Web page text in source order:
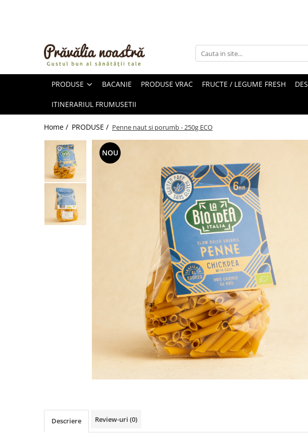
ULEIURI ȘI UNTURI
FRUCTE DESHIDRATATE
ÎNDULCITORI NATURALI / MIERE
FRUCTE LA CONSERVĂ
OȚETURI ȘI SOSURI
FĂINĂ FĂRĂ GLUTEN
BĂUTURI / LAPTE VEGETAL
OREZ ȘI CEREALE
TOATE PRODUSELE
PRODUSE BACANIE PRODUSE VRAC FRUCTE / LEGUME FRESH
ITINERARIUL FRUMUSETII
Home / PRODUSE / Penne naut si porumb - 250g ECO
NOU
Descriere Review-uri (0)